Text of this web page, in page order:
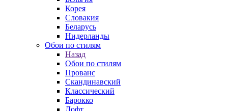
Корея
Словакия
Беларусь
Нидерланды
Обои по стилям
Назад
Обои по стилям
Прованс
Скандинавский
Классический
Барокко